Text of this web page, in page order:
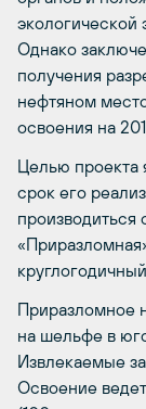
экологической
Однако
получения
нефтяном
освоения на
Целью проекта
срок его
Приразломное
на шельфе в
Извлекаемые
Освоение